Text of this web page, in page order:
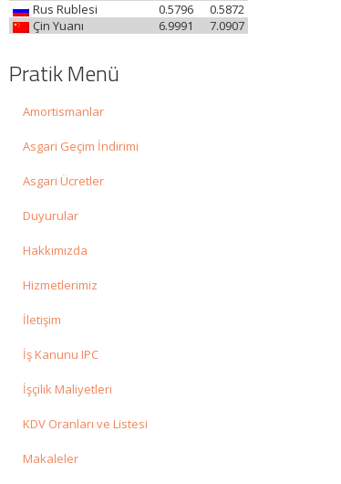
Rus Rublesi
0.5872
0.5796
Çin Yuanı
7.0907
6.9991
Pratik Menü
Amortismanlar
Asgari Geçim İndirimi
Asgari Ücretler
Duyurular
Hakkımızda
Hizmetlerimiz
İletişim
İş Kanunu IPC
İşçilik Maliyetleri
KDV Oranları ve Listesi
Makaleler